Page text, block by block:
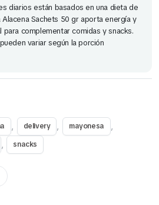
diarios están basados en una dieta de
Sachets 50 gr aporta energía y
complementar comidas y snacks.
variar según la porción
, delivery , mayonesa ,
, snacks